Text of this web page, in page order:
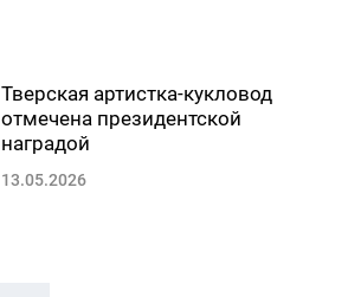
Тверская артистка-кукловод
отмечена президентской
наградой
13.05.2026